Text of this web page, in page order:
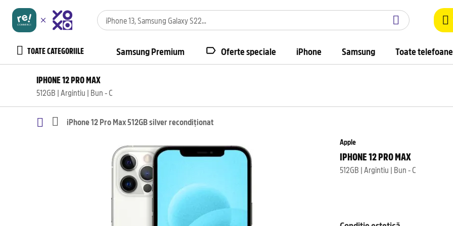
TOATE CATEGORIILE Samsung Premium Oferte speciale iPhone Samsung Toate
IPHONE 12 PRO MAX
512GB | Argintiu | Bun - C
iPhone 12 Pro Max 512GB silver recondiționat
Apple
IPHONE 12 PRO MAX
512GB | Argintiu | Bun - C